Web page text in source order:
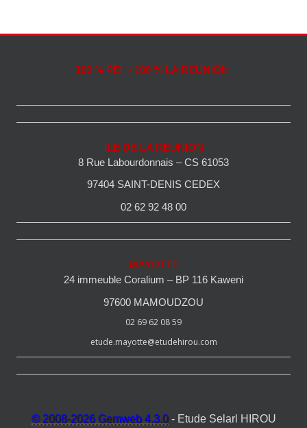
100 % PEI - 100 % LA REUNION
ILE DE LA REUNION
8 Rue Labourdonnais – CS 61053
97404 SAINT-DENIS CEDEX
02 62 92 48 00
MAYOTTE
24 immeuble Coralium – BP 116 Kaweni
97600 MAMOUDZOU
02 69 62 08 59
etude.mayotte@etudehirou.com
© 2008-2026 Gemweb 4.3.0- Etude Selarl HIROU